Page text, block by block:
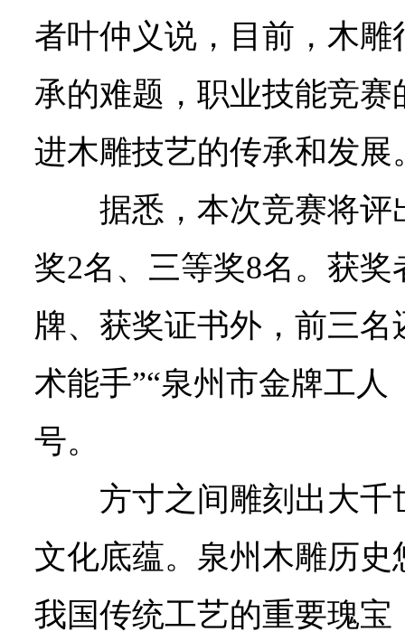
者叶仲义说，目前，木
承的难题，职业技能竞
进木雕技艺的传承和发展
据悉，本次竞赛将评
奖2名、三等奖8名。获
牌、获奖证书外，前三名
术能手”“泉州市金牌工人
号。
方寸之间雕刻出大
文化底蕴。泉州木雕历
我国传统工艺的重要瑰